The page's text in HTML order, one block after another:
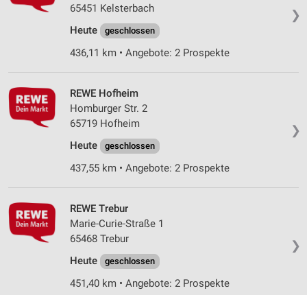
❯
65451 Kelsterbach
Heute
geschlossen
436,11 km • Angebote: 2 Prospekte
❯
REWE Hofheim
Homburger Str. 2
65719 Hofheim
Heute
geschlossen
437,55 km • Angebote: 2 Prospekte
❯
REWE Trebur
Marie-Curie-Straße 1
65468 Trebur
Heute
geschlossen
451,40 km • Angebote: 2 Prospekte
Verwendung von Profilen zur Auswahl
Erstellung von Profilen zur Personalisierung
von Inhalten
Verwendung von Profilen zur Auswahl
personalisierter Inhalte
Messung der Werbeleistung
Messung der Performance von Inhalten
Quellen
Entwicklung und Verbesserung der Angebote
Verwendung reduzierter Daten zur Auswahl von